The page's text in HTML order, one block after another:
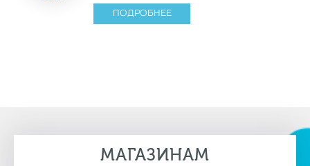
ПОДРОБНЕЕ
МАГАЗИНАМ